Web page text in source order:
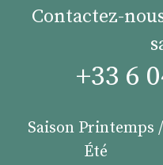
Contactez-
+33 6
Saison Printemps /
Été